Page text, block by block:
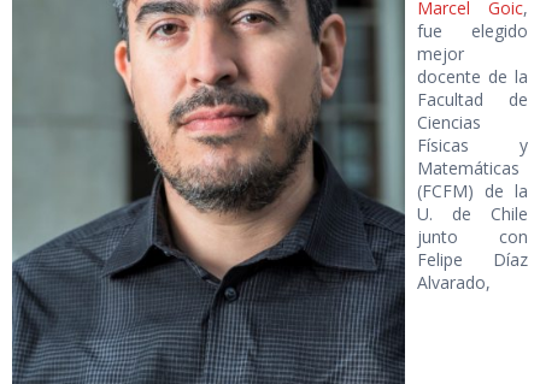
Marcel Goic,
fue elegido
mejor
docente de la
Facultad de
Ciencias
Físicas y
Matemáticas
(FCFM) de la
U. de Chile
junto con
Felipe Díaz
Alvarado,